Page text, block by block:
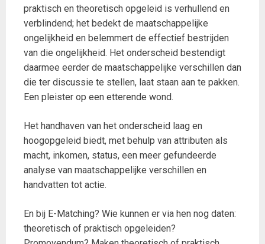
praktisch en theoretisch opgeleid is verhullend en
verblindend; het bedekt de maatschappelijke
ongelijkheid en belemmert de effectief bestrijden
van die ongelijkheid. Het onderscheid bestendigt
daarmee eerder de maatschappelijke verschillen dan
die ter discussie te stellen, laat staan aan te pakken.
Een pleister op een etterende wond.
Het handhaven van het onderscheid laag en
hoogopgeleid biedt, met behulp van attributen als
macht, inkomen, status, een meer gefundeerde
analyse van maatschappelijke verschillen en
handvatten tot actie.
En bij E-Matching? Wie kunnen er via hen nog daten:
theoretisch of praktisch opgeleiden?